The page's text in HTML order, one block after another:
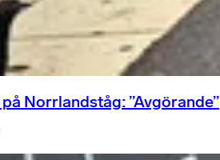
Norrlandståg: ”Avgörande”